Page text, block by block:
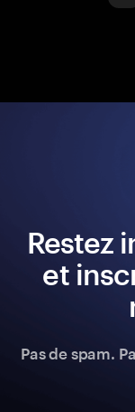
Restez
et
Pas de spam.